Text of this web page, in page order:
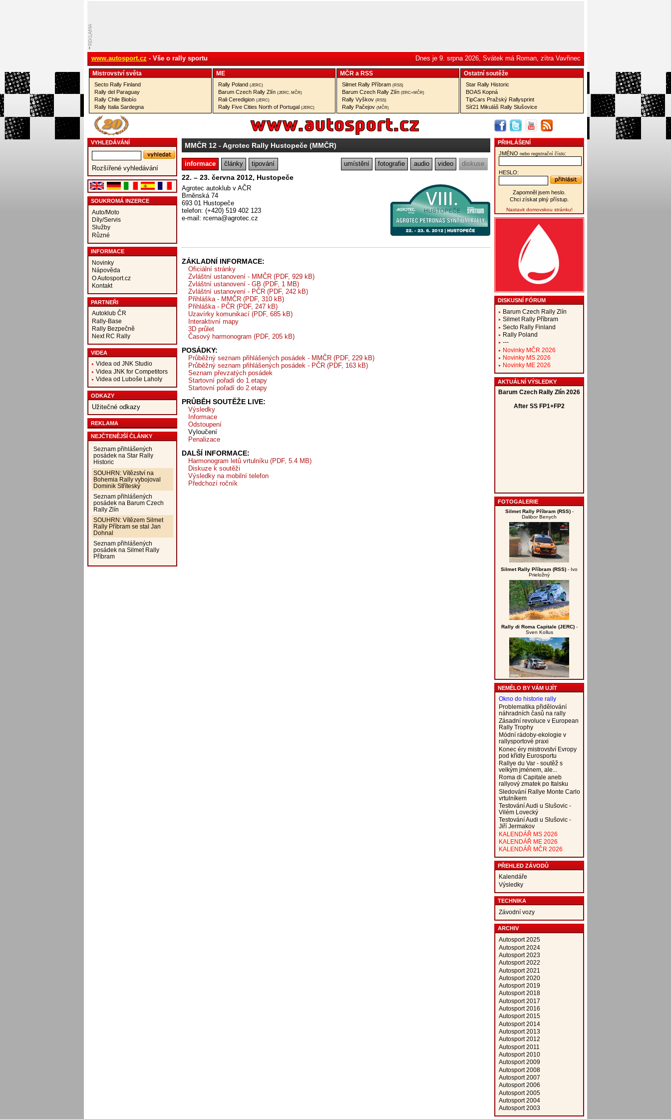
www.autosport.cz - Vše o rally sportu Dnes je 9. srpna 2026, Svátek má Roman, zítra Vavřinec
Mistrovství­ světa
Secto Rally Finland
Rally del Paraguay
Rally Chile Biobío
Rally Italia Sardegna
ME
Rally Poland (JERC)
Barum Czech Rally Zlín (JERC, MČR)
Rali Ceredigion (JERC)
Rally Five Cities North of Portugal (JERC)
MČR a RSS
Silmet Rally Příbram (RSS)
Barum Czech Rally Zlín (ERC+MČR)
Rally Vyškov (RSS)
Rally Pačejov (MČR)
Ostatní­ soutěže
Star Rally Historic
BOAS Kopná
TipCars Pražský Rallysprint
Síť21 Mikuláš Rally Slušovice
VYHLEDÁVÁNÍ
Rozšířené vyhledávání
SOUKROMÁ INZERCE
Auto/Moto
Díly/Servis
Služby
Různé
INFORMACE
Novinky
Nápověda
O Autosport.cz
Kontakt
PARTNEŘI
Autoklub ČR
Rally-Base
Rally Bezpečně
Next RC Rally
VIDEA
Videa od JNK Studio
Videa JNK for Competitors
Videa od Luboše Laholy
ODKAZY
Užitečné odkazy
REKLAMA
NEJČTENĚJŠÍ ČLÁNKY
Seznam přihlášených
posádek na Star Rally
Historic
SOUHRN: Vítězství na
Bohemia Rally vybojoval
Dominik Stříteský
Seznam přihlášených
posádek na Barum Czech
Rally Zlín
SOUHRN: Vítězem Silmet
Rally Příbram se stal Jan
Dohnal
Seznam přihlášených
posádek na Silmet Rally
Příbram
MMČR 12- Agrotec Rally Hustopeče (MMČR)
informace články tipování umístění fotografie audio video diskuse
22. – 23. června 2012, Hustopeče
Agrotec autoklub v AČR
Brněnská 74
693 01 Hustopeče
telefon: (+420) 519 402 123
e-mail: rcerna@agrotec.cz
ZÁKLADNÍ INFORMACE:
Oficiální stránky
Zvláštní ustanovení - MMČR (PDF, 929 kB)
Zvláštní ustanovení - GB (PDF, 1 MB)
Zvláštní ustanovení - PČR (PDF, 242 kB)
Přihláška - MMČR (PDF, 310 kB)
Přihláška - PČR (PDF, 247 kB)
Uzavírky komunikací (PDF, 685 kB)
Interaktivní mapy
3D průlet
Časový harmonogram (PDF, 205 kB)
POSÁDKY:
Průběžný seznam přihlášených posádek - MMČR (PDF, 229 kB)
Průběžný seznam přihlášených posádek - PČR (PDF, 163 kB)
Seznam převzatých posádek
Startovní pořadí do 1.etapy
Startovní pořadí do 2.etapy
PRŮBĚH SOUTĚŽE LIVE:
Výsledky
Informace
Odstoupení
Vyloučení
Penalizace
DALŠÍ INFORMACE:
Harmonogram letů vrtulníku (PDF, 5.4 MB)
Diskuze k soutěži
Výsledky na mobilní telefon
Předchozí ročník
PŘIHLÁŠENÍ
JMÉNO nebo registrační číslo:
HESLO:
Zapomněl jsem heslo.
Chci získat plný přístup.
Nastavit domovskou stránku!
DISKUSNÍ FÓRUM
Barum Czech Rally Zlín
Silmet Rally Příbram
Secto Rally Finland
Rally Poland
---
Novinky MČR 2026
Novinky MS 2026
Novinky ME 2026
AKTUÁLNÍ VÝSLEDKY
FOTOGALERIE
Silmet Rally Příbram (RSS)-
Dalibor Benych
Silmet Rally Příbram (RSS) - Ivo
Prieložný
Rally di Roma Capitale (JERC)-
Sven Kollus
NEMĚLO BY VÁM UJÍT
Okno do historie rally
Problematika přidělování
náhradních časů na rally
Zásadní revoluce v European
Rally Trophy
Módní rádoby-ekologie v
rallysportové praxi
Konec éry mistrovství Evropy
pod křídly Eurosportu
Rallye du Var - soutěž s
velkým jménem, ale...
Roma di Capitale aneb
rallyový zmatek po Italsku
Sledování Rallye Monte Carlo
vrtulníkem
Testování Audi u Slušovic -
Vilém Lovecký
Testování Audi u Slušovic -
Jiří Jermakov
KALENDÁŘ MS 2026
KALENDÁŘ ME 2026
KALENDÁŘ MČR 2026
PŘEHLED ZÁVODŮ
Kalendáře
Výsledky
TECHNIKA
Závodní vozy
ARCHIV
Autosport 2025
Autosport 2024
Autosport 2023
Autosport 2022
Autosport 2021
Autosport 2020
Autosport 2019
Autosport 2018
Autosport 2017
Autosport 2016
Autosport 2015
Autosport 2014
Autosport 2013
Autosport 2012
Autosport 2011
Autosport 2010
Autosport 2009
Autosport 2008
Autosport 2007
Autosport 2006
Autosport 2005
Autosport 2004
Autosport 2003